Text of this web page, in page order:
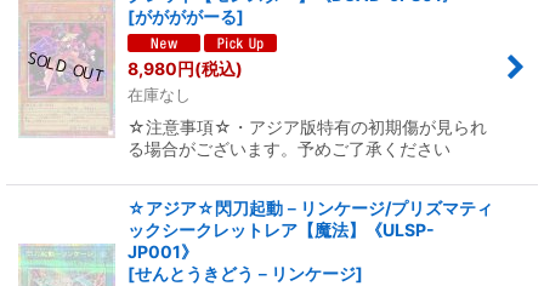
[ががががーる]
8,980円(税込)
在庫なし
☆注意事項☆・アジア版特有の初期傷が見られ
る場合がございます。予めご了承ください
☆アジア☆閃刀起動－リンケージ/プリズマティ
ックシークレットレア【魔法】《ULSP-
JP001》
[せんとうきどう－リンケージ]